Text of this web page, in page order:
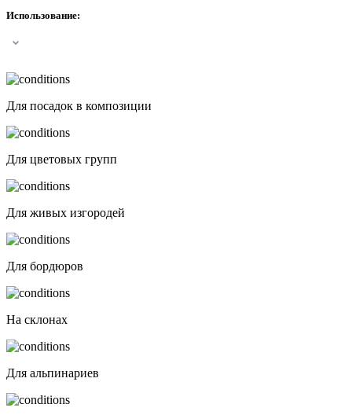
Использование:
Для посадок в композиции
Для цветовых групп
Для живых изгородей
Для бордюров
На склонах
Для альпинариев